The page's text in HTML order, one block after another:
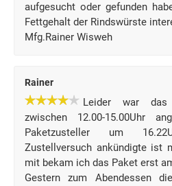
aufgesucht oder gefunden
Fettgehalt der Rindswürste
Mfg.Rainer Wisweh
Rainer
Leider war
zwischen 12.00-15.00Uhr
Paketzusteller um
Zustellversuch ankündigte ist
mit bekam ich das Paket erst
Gestern zum Abendessen